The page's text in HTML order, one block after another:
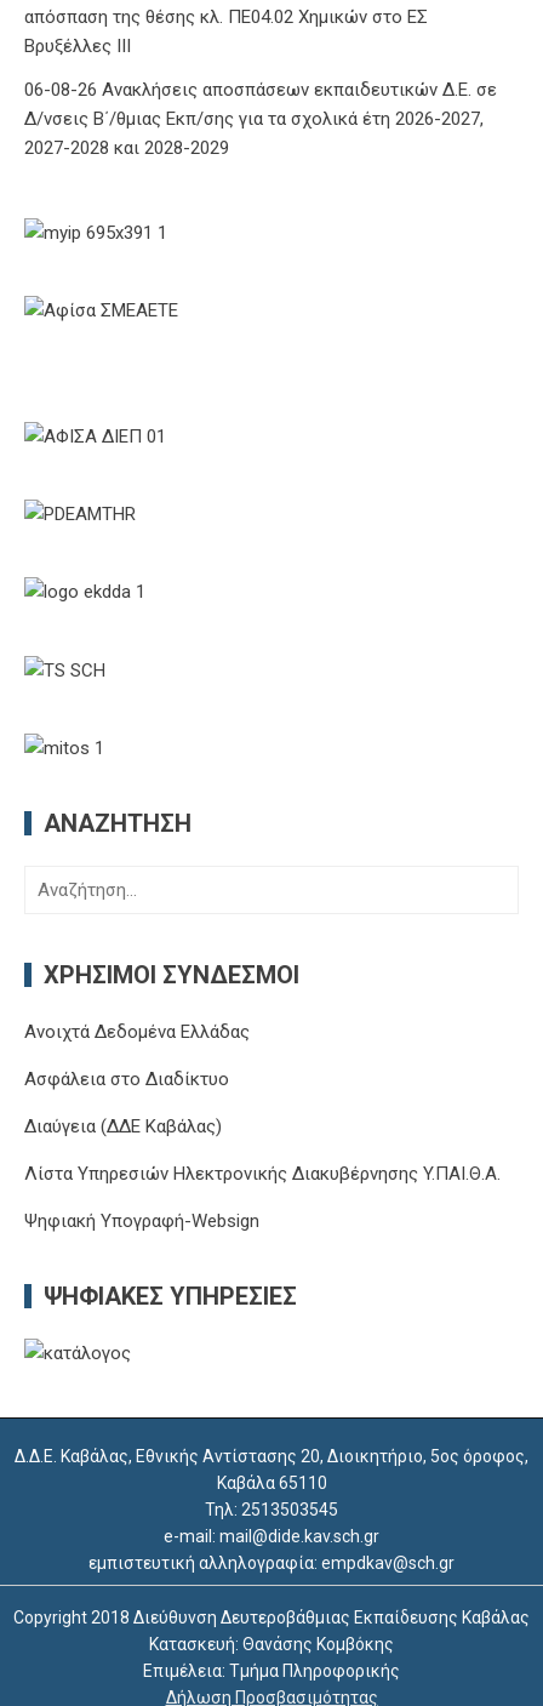
απόσπαση της θέσης κλ. ΠΕ04.02 Χημικών στο ΕΣ
Βρυξέλλες ΙΙΙ
06-08-26 Ανακλήσεις αποσπάσεων εκπαιδευτικών Δ.Ε. σε
Δ/νσεις Β΄/θμιας Εκπ/σης για τα σχολικά έτη 2026-2027,
2027-2028 και 2028-2029
ΑΝΑΖΉΤΗΣΗ
Αναζήτηση
ΧΡΉΣΙΜΟΙ ΣΎΝΔΕΣΜΟΙ
Ανοιχτά Δεδομένα Ελλάδας
Ασφάλεια στο Διαδίκτυο
Διαύγεια (ΔΔΕ Καβάλας)
Λίστα Υπηρεσιών Ηλεκτρονικής Διακυβέρνησης Y.ΠΑΙ.Θ.Α.
Ψηφιακή Υπογραφή-Websign
ΨΗΦΙΑΚΈΣ ΥΠΗΡΕΣΊΕΣ
Δ.Δ.Ε. Καβάλας, Εθνικής Αντίστασης 20, Διοικητήριο, 5ος όροφος,
Καβάλα 65110
Τηλ: 2513503545
e-mail: mail@dide.kav.sch.gr
εμπιστευτική αλληλογραφία: empdkav@sch.gr
Copyright 2018 Διεύθυνση Δευτεροβάθμιας Εκπαίδευσης Καβάλας
Κατασκευή: Θανάσης Κομβόκης
Επιμέλεια: Τμήμα Πληροφορικής
Δήλωση Προσβασιμότητας